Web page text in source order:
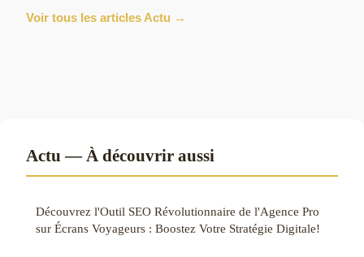
Voir tous les articles Actu →
Actu — À découvrir aussi
Découvrez l'Outil SEO Révolutionnaire de l'Agence Pro
sur Écrans Voyageurs : Boostez Votre Stratégie Digitale!